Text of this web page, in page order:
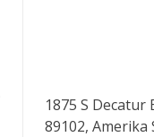
1875 S Decatur
89102, Amerika